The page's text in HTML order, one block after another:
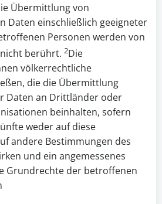
Übermittlung von
Daten einschließlich geeigneter
Personen werden von
berührt. 2Die
völkerrechtliche
die die Übermittlung
Daten an Drittländer oder
beinhalten, sofern
weder auf diese
andere Bestimmungen des
und ein angemessenes
Grundrechte der betroffenen